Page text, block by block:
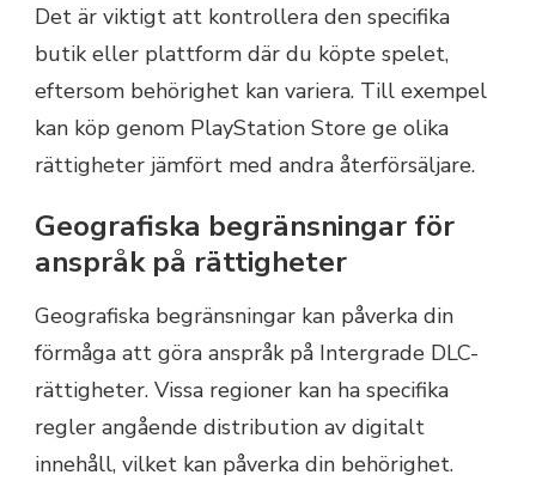
Det är viktigt att kontrollera den specifika
butik eller plattform där du köpte spelet,
eftersom behörighet kan variera. Till exempel
kan köp genom PlayStation Store ge olika
rättigheter jämfört med andra återförsäljare.
Geografiska begränsningar för
anspråk på rättigheter
Geografiska begränsningar kan påverka din
förmåga att göra anspråk på Intergrade DLC-
rättigheter. Vissa regioner kan ha specifika
regler angående distribution av digitalt
innehåll, vilket kan påverka din behörighet.